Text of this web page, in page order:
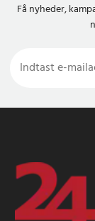
Få nyheder,